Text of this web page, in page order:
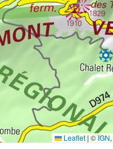
Leaflet | ©IGN,